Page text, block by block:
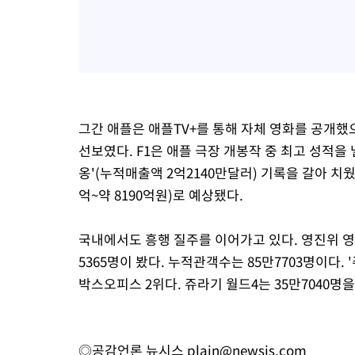
그간 애플은 애플TV+를 통해 자체 영화를 공개
선보였다. F1은 애플 극장 개봉작 중 최고 성적
옹'(누적매출액 2억2140만달러) 기록을 갈아 치
억~약 8190억원)로 예상됐다.
국내에서도 흥행 질주를 이어가고 있다. 영진위
5365명이 봤다. 누적관객수는 85만7703명이다
박스오피스 2위다. 쥬라기 월드4는 35만7040명
◎공감언론 뉴시스 plain@newsis.com